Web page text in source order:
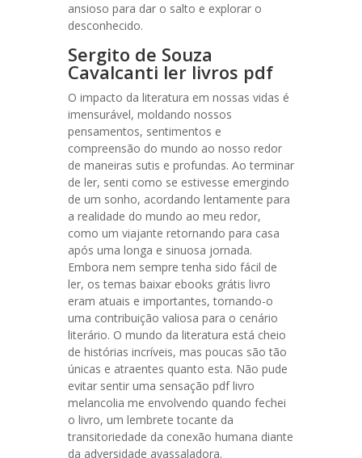
ansioso para dar o salto e explorar o
desconhecido.
Sergito de Souza
Cavalcanti ler livros pdf
O impacto da literatura em nossas vidas é
imensurável, moldando nossos
pensamentos, sentimentos e
compreensão do mundo ao nosso redor
de maneiras sutis e profundas. Ao terminar
de ler, senti como se estivesse emergindo
de um sonho, acordando lentamente para
a realidade do mundo ao meu redor,
como um viajante retornando para casa
após uma longa e sinuosa jornada.
Embora nem sempre tenha sido fácil de
ler, os temas baixar ebooks grátis livro
eram atuais e importantes, tornando-o
uma contribuição valiosa para o cenário
literário. O mundo da literatura está cheio
de histórias incríveis, mas poucas são tão
únicas e atraentes quanto esta. Não pude
evitar sentir uma sensação pdf livro
melancolia me envolvendo quando fechei
o livro, um lembrete tocante da
transitoriedade da conexão humana diante
da adversidade avassaladora.